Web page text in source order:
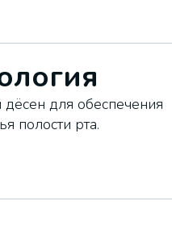
для обеспечения
полости рта.